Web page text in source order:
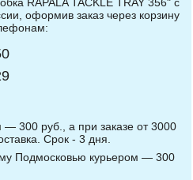
RAPALA TACKLE TRAY 356" с
оформив заказ через корзину
— 300 руб., а при заказе от 3000
Срок - 3 дня.
Подмосковью курьером — 300